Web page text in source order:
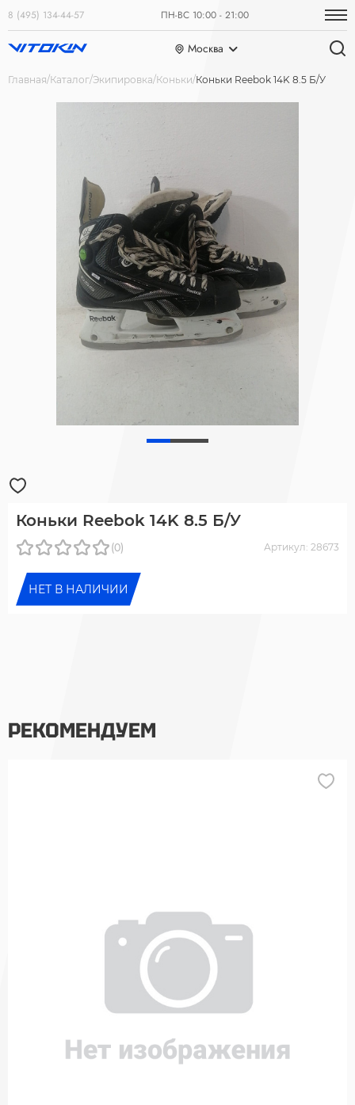
8 (495) 134-44-57 ПН-ВС 10:00 - 21:00
Москва
Главная Каталог Экипировка Коньки Коньки Reebok 14K 8.5 Б/У
Коньки Reebok 14K 8.5 Б/У
(0) Артикул: 28673
НЕТ В НАЛИЧИИ
РЕКОМЕНДУЕМ